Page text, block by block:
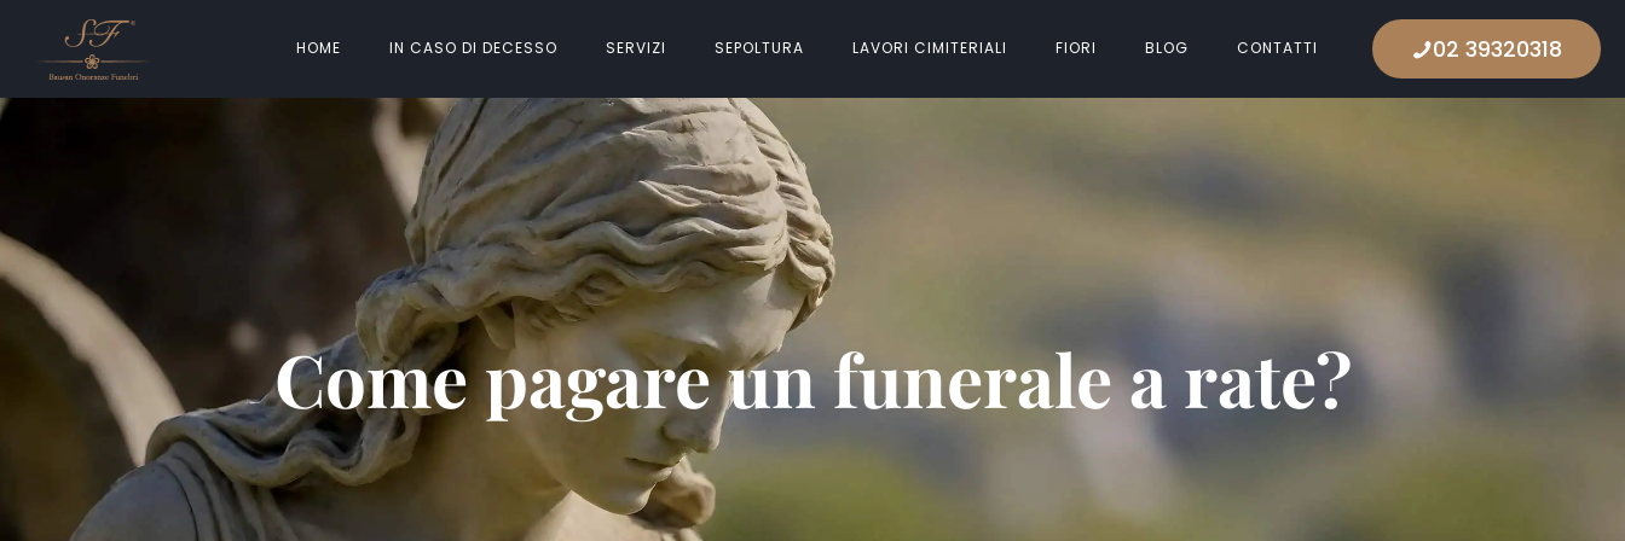
HOME IN CASO DI DECESSO SERVIZI SEPOLTURA LAVORI CIMITERIALI FIORI BLOG CONTATTI 02 39320318
Come pagare un funerale a rate?